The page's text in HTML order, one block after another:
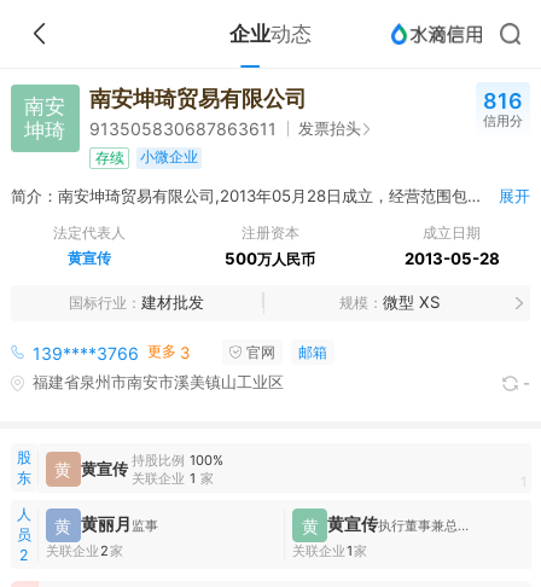
企业动态
南安
坤琦
南安坤琦贸易有限公司
913505830687863611 发票抬头
存续 小微企业
816
信用分
简介：南安坤琦贸易有限公司,2013年05月28日成立，经营范围包括销售：石板材、瓷砖、五金、机电、钢材、木材、水暖洁具、水泥、鞋服、汽车配件、机械设备及配件（不含特种设备）。（依法须经批准的项目，经相关部门批准后方可开展经营活动） 展开
法定代表人
黄宣传
注册资本
500万人民币
成立日期
2013-05-28
国标行业 建材批发 规模 微型 XS
139****3766 更多 3 官网 邮箱
福建省泉州市南安市溪美镇山工业区 -
股
东
黄 黄宣传 持股比例 100%
关联企业 1 家 1
人
员
2
黄 黄丽月 监事
关联企业2家
黄 黄宣传
执行董事兼总经理
关联企业1家